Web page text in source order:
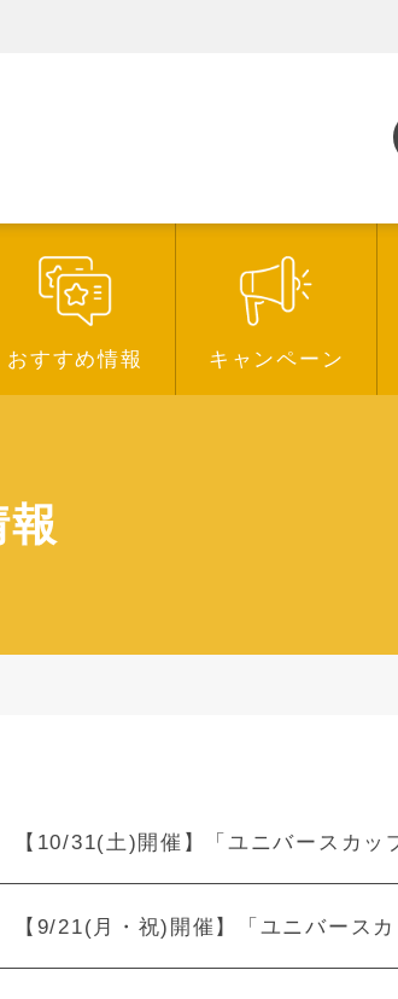
おすすめ情報 キャンペーン
【10/31(土)開催】「ユニバースカ
【9/21(月・祝)開催】「ユニバース